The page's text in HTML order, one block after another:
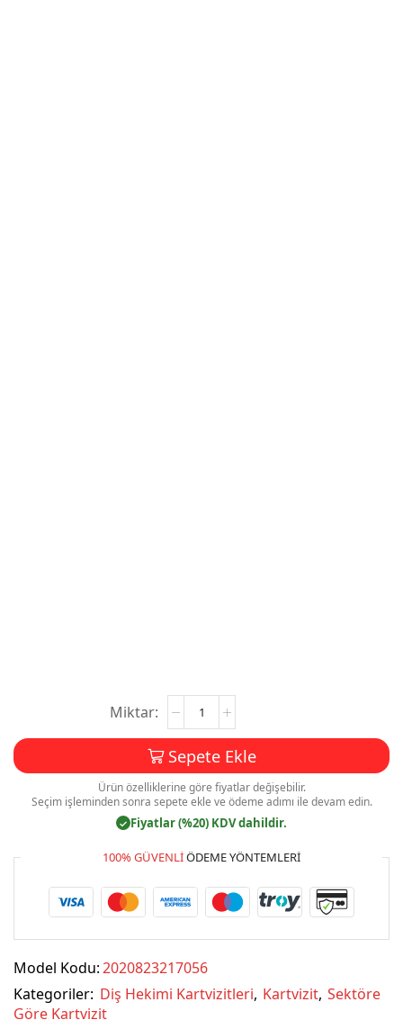
Hekimi
Kartvizit
Baskı
Mdl:V0530
adet
Sepete Ekle
Ürün özelliklerine göre fiyatlar değişebilir.
Seçim işleminden sonra sepete ekle ve ödeme adımı ile devam edin.
✓ Fiyatlar (%20) KDV dahildir.
100% GÜVENLIÖDEME YÖNTEMLERI
Model Kodu:2020823217056
Kategoriler: Diş Hekimi Kartvizitleri, Kartvizit, Sektöre
Göre Kartvizit